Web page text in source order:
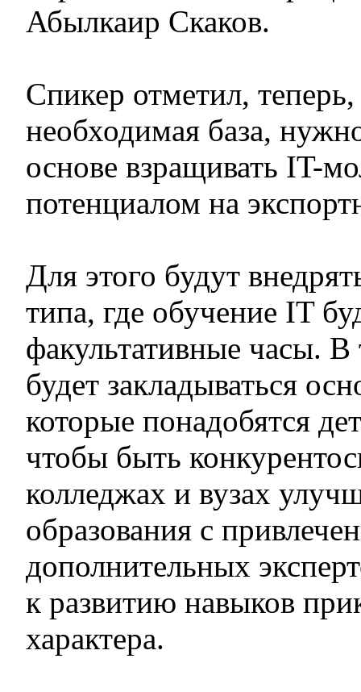
Абылкаир Скаков.
Спикер отметил, теперь,
необходимая база,
основе взращивать IT-
потенциалом на
Для этого будут
типа, где обучение IT
факультативные часы.
будет закладываться
которые понадобятся
чтобы быть
колледжах и вузах
образования с
дополнительных
к развитию навыков
характера.